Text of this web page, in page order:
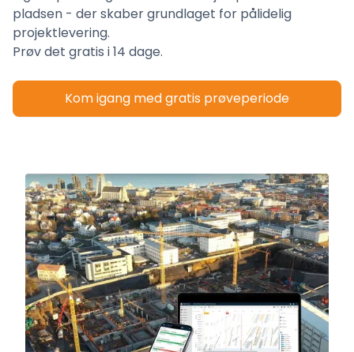
pladsen - der skaber grundlaget for pålidelig
projektlevering.
Prøv det gratis i 14 dage.
Kom igang med gratis prøveperiode